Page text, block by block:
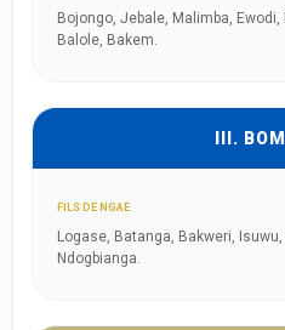
Bojongo, Jebale, Malimba, Ewodi,
Balole, Bakem.
III.
FILS DE NGAE
Logase, Batanga, Bakweri,
Ndogbianga.